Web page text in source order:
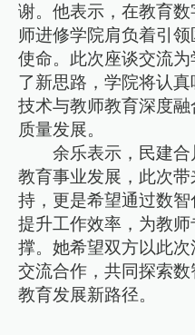
谢。他表示，在教育
师进修学院肩负着引
使命。此次座谈交流
了新思路，学院将认
技术与教师教育深度
质量发展。
余乐表示，民建
教育事业发展，此次
持，更是希望通过数
提升工作效率，为教
撑。她希望双方以此
交流合作，共同探索
教育发展新路径。